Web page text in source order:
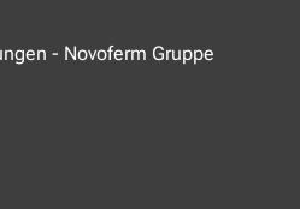
- Novoferm Gruppe